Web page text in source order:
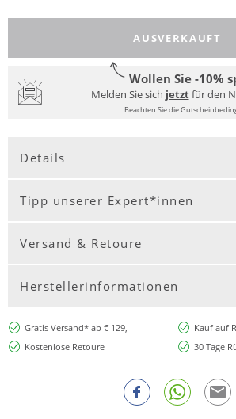
AUSVERKAUFT
Wollen Sie -10%
Melden Sie sich jetztfür den
Beachten Sie die
Details
Tipp unserer Expert*innen
Versand & Retoure
Herstellerinformationen
Gratis Versand* ab € 129,-
Kauf auf
Kostenlose Retoure
30 Tage